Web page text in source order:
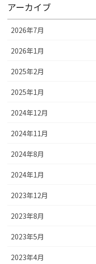
アーカイブ
2026年7月
2026年1月
2025年2月
2025年1月
2024年12月
2024年11月
2024年8月
2024年1月
2023年12月
2023年8月
2023年5月
2023年4月